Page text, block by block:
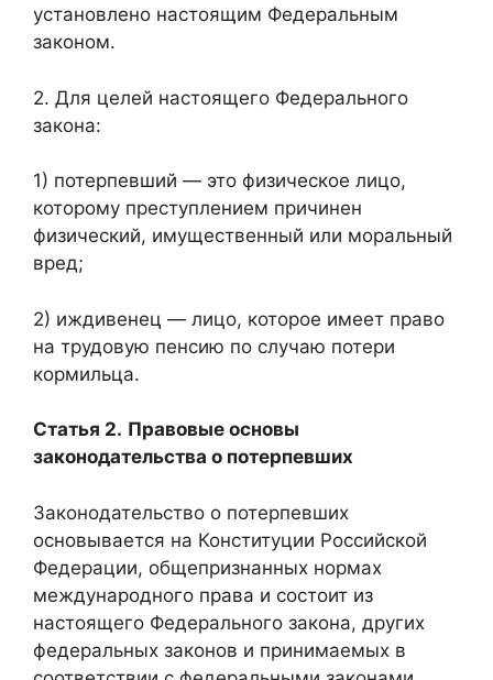
установлено настоящим Федеральным
законом.
2. Для целей настоящего Федерального
закона:
1) потерпевший — это физическое лицо,
которому преступлением причинен
физический, имущественный или моральный
вред;
2) иждивенец — лицо, которое имеет право
на трудовую пенсию по случаю потери
кормильца.
Статья 2. Правовые основы
законодательства о потерпевших
Законодательство о потерпевших
основывается на Конституции Российской
Федерации, общепризнанных нормах
международного права и состоит из
настоящего Федерального закона, других
федеральных законов и принимаемых в